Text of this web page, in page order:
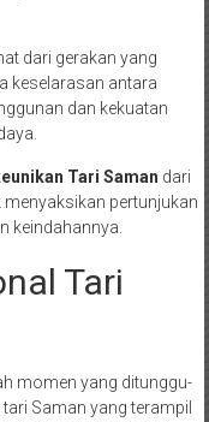
dari gerakan yang
keselarasan antara
dan kekuatan
Tari Saman dari
pertunjukan
keindahannya.
Tari
momen yang ditunggu-
Saman yang terampil